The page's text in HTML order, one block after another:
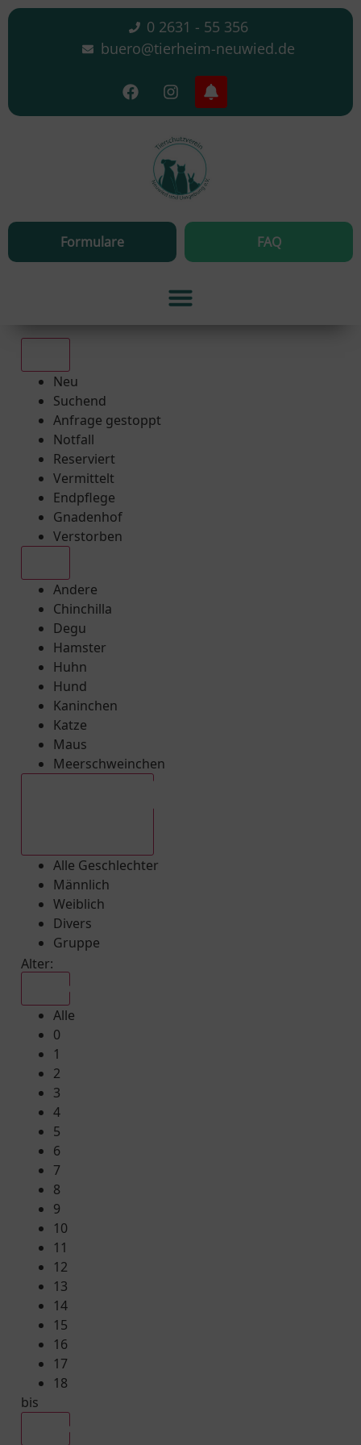
0 2631 - 55 356
buero@tierheim-neuwied.de
Formulare FAQ
Neu
Suchend
Anfrage gestoppt
Notfall
Reserviert
Vermittelt
Endpflege
Gnadenhof
Verstorben
Andere
Chinchilla
Degu
Hamster
Huhn
Hund
Kaninchen
Katze
Maus
Meerschweinchen
Alle Geschlechter
Männlich
Weiblich
Divers
Gruppe
Alter:
Alle
0
1
2
3
4
5
6
7
8
9
10
11
12
13
14
15
16
17
18
bis